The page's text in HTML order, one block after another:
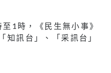
1時，《民生無小事》
知訊台」、「采訊台」